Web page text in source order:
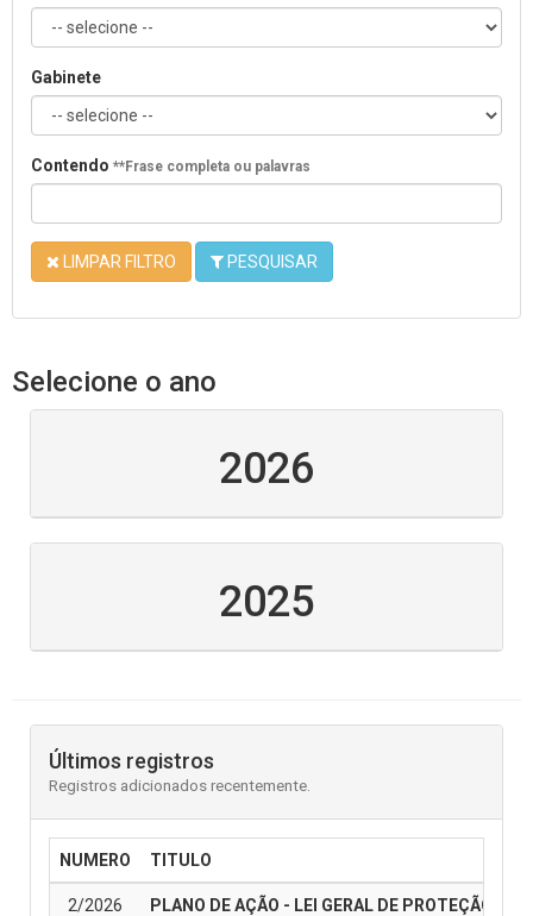
Gabinete
Contendo **Frase completa ou palavras
LIMPAR FILTRO PESQUISAR
Selecione o ano
2026
2025
Últimos registros
Registros adicionados recentemente.
NUMERO TITULO
2/2026 PLANO DE AÇÃO - LEI GERAL DE PROTEÇÃO DE